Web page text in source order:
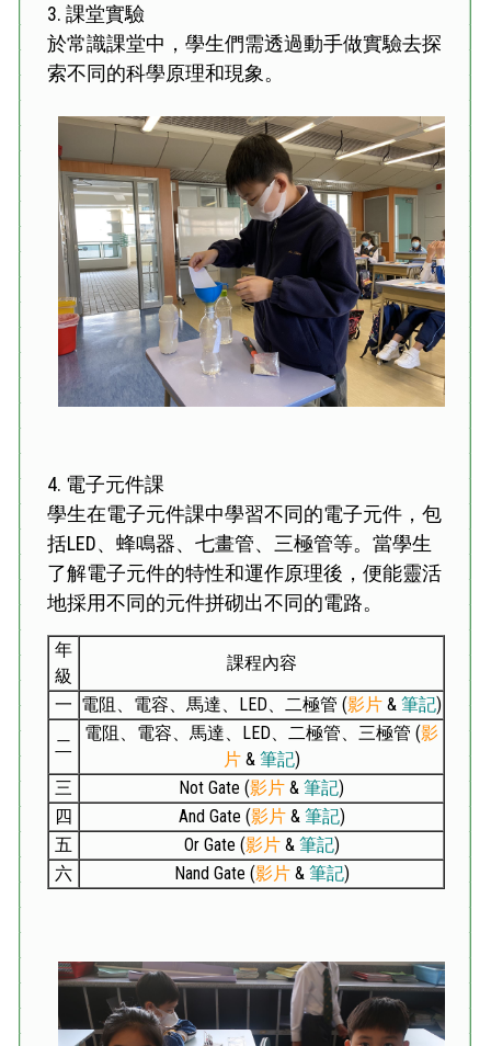
3. 課堂實驗
於常識課堂中，學生們需透過動手做實驗去探
索不同的科學原理和現象。
4. 電子元件課
學生在電子元件課中學習不同的電子元件，包
括LED、蜂鳴器、七畫管、三極管等。當學生
了解電子元件的特性和運作原理後，便能靈活
地採用不同的元件拼砌出不同的電路。
年
級
課程內容
一 電阻、電容、馬達、LED、二極管 (影片 & 筆記)
二
電阻、電容、馬達、LED、二極管、三極管 (影
片& 筆記)
三
Not Gate (影片 & 筆記)
四
And Gate (影片& 筆記)
五
Or Gate (影片& 筆記)
六
Nand Gate (影片& 筆記)